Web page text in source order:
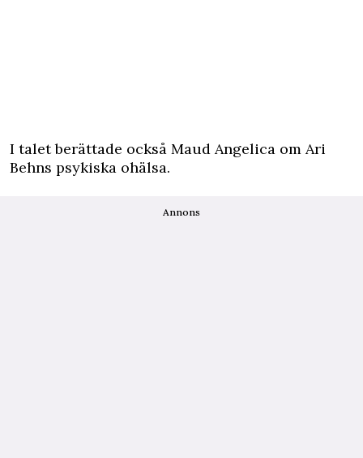
I talet berättade också Maud Angelica om Ari
Behns psykiska ohälsa.
Annons